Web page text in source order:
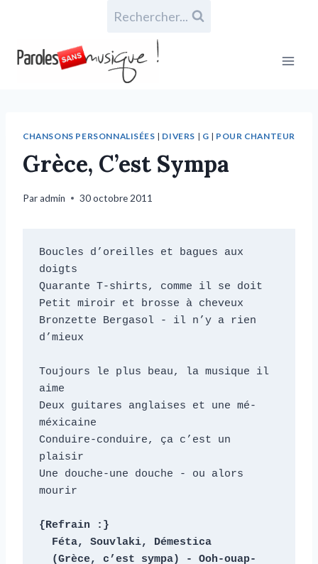
Rechercher...
CHANSONS PERSONNALISÉES | DIVERS | G | POUR CHANTEUR
Grèce, C’est Sympa
Paradmin 30 octobre 2011
Boucles d’oreilles et bagues aux
doigts
Quarante T-shirts, comme il se doit
Petit miroir et brosse à cheveux
Bronzette Bergasol - il n’y a rien
d’mieux
Toujours le plus beau, la musique il
aime
Deux guitares anglaises et une mé-
méxicaine
Conduire-conduire, ça c’est un
plaisir
Une douche-une douche - ou alors
mourir
{Refrain :}